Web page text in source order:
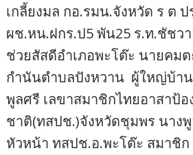
เกลี้ยงมล กอ.รมน.จังหวัด ร ต
ผช.หน.ฝกร.ป5 พัน25 ร.ท.ชัชว
ช่วยสัสดีอำเภอพะโต๊ะ นายคม
กำนันตำบลปังหวาน ผู้ใหญ่บ้า
พูลศรี เลขาสมาชิกไทยอาสาป้อ
ชาติ(ทสปช.)จังหวัดชุมพร นาง
หัวหน้า ทสปช.อ.พะโต๊ะ สมาชิก